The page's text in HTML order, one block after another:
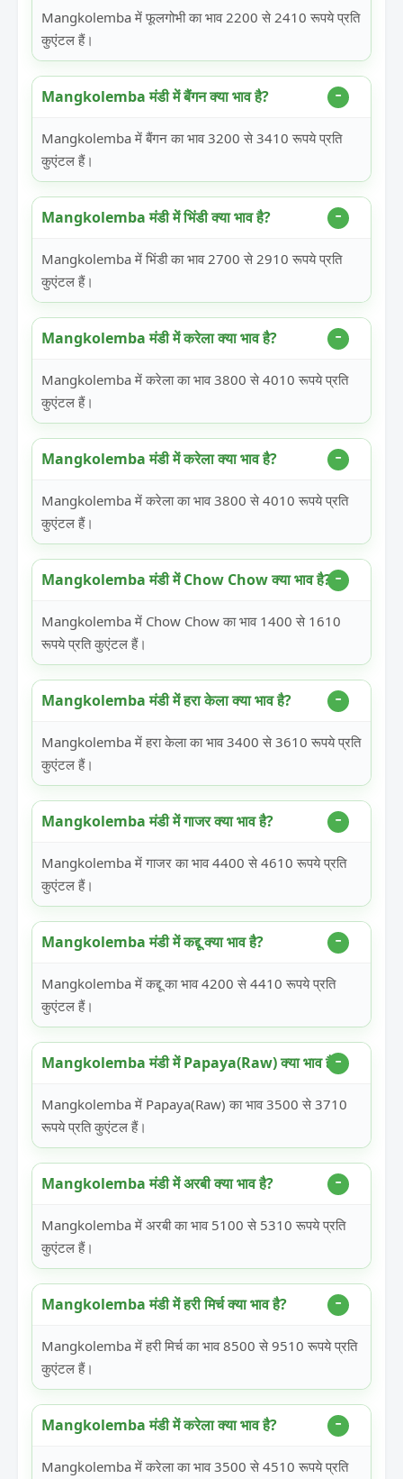
Mangkolemba में फूलगोभी का भाव 2200 से 2410 रूपये प्रति
कुएंटल हैं।
Mangkolemba मंडी में बैंगन क्या भाव है?
Mangkolemba में बैंगन का भाव 3200 से 3410 रूपये प्रति
कुएंटल हैं।
Mangkolemba मंडी में भिंडी क्या भाव है?
Mangkolemba में भिंडी का भाव 2700 से 2910 रूपये प्रति
कुएंटल हैं।
Mangkolemba मंडी में करेला क्या भाव है?
Mangkolemba में करेला का भाव 3800 से 4010 रूपये प्रति
कुएंटल हैं।
Mangkolemba मंडी में करेला क्या भाव है?
Mangkolemba में करेला का भाव 3800 से 4010 रूपये प्रति
कुएंटल हैं।
Mangkolemba मंडी में Chow Chow क्या भाव है?
Mangkolemba में Chow Chow का भाव 1400 से 1610
रूपये प्रति कुएंटल हैं।
Mangkolemba मंडी में हरा केला क्या भाव है?
Mangkolemba में हरा केला का भाव 3400 से 3610 रूपये प्रति
कुएंटल हैं।
Mangkolemba मंडी में गाजर क्या भाव है?
Mangkolemba में गाजर का भाव 4400 से 4610 रूपये प्रति
कुएंटल हैं।
Mangkolemba मंडी में कद्दू क्या भाव है?
Mangkolemba में कद्दू का भाव 4200 से 4410 रूपये प्रति
कुएंटल हैं।
Mangkolemba मंडी में Papaya(Raw) क्या भाव है?
Mangkolemba में Papaya(Raw) का भाव 3500 से 3710
रूपये प्रति कुएंटल हैं।
Mangkolemba मंडी में अरबी क्या भाव है?
Mangkolemba में अरबी का भाव 5100 से 5310 रूपये प्रति
कुएंटल हैं।
Mangkolemba मंडी में हरी मिर्च क्या भाव है?
Mangkolemba में हरी मिर्च का भाव 8500 से 9510 रूपये प्रति
कुएंटल हैं।
Mangkolemba मंडी में करेला क्या भाव है?
Mangkolemba में करेला का भाव 3500 से 4510 रूपये प्रति